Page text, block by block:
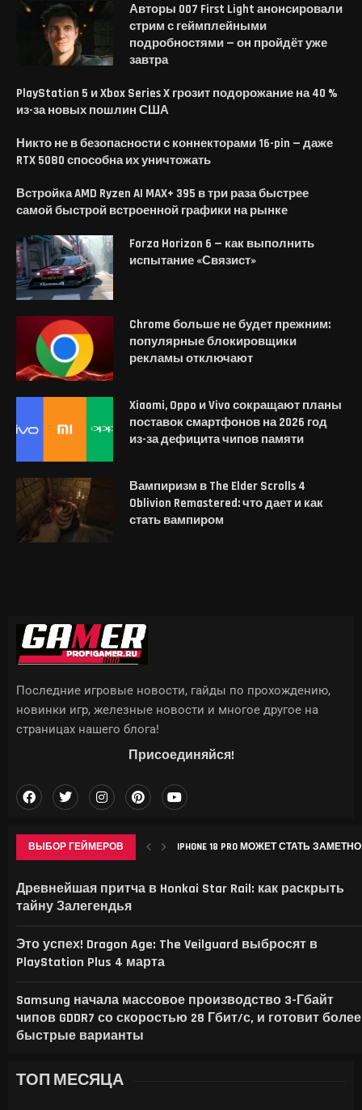
Авторы 007 First Light анонсировали
стрим с геймплейными
подробностями — он пройдёт уже
завтра
PlayStation 5 и Xbox Series X грозит подорожание на 40 %
из-за новых пошлин США
Никто не в безопасности с коннекторами 16-pin — даже
RTX 5080 способна их уничтожать
Встройка AMD Ryzen AI MAX+ 395 в три раза быстрее
самой быстрой встроенной графики на рынке
Forza Horizon 6 — как выполнить
испытание «Связист»
Chrome больше не будет прежним:
популярные блокировщики
рекламы отключают
Xiaomi, Oppo и Vivo сокращают планы
поставок смартфонов на 2026 год
из-за дефицита чипов памяти
Вампиризм в The Elder Scrolls 4
Oblivion Remastered: что дает и как
стать вампиром
ВЫБОР ГЕЙМЕРОВ ИСПАНЦЫ НАУЧИЛИ ОДИН
Древнейшая притча в Honkai Star Rail: как раскрыть
тайну Залегендья
Это успех! Dragon Age: The Veilguard выбросят в
PlayStation Plus 4 марта
Samsung начала массовое производство 3-Гбайт
чипов GDDR7 со скоростью 28 Гбит/с, и готовит более
быстрые варианты
Последние игровые новости, гайды по прохождению,
новинки игр, железные новости и многое другое на
страницах нашего блога!
Присоединяйся!
ТОП МЕСЯЦА